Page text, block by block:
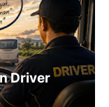
Driver